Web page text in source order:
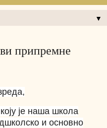
▼
припремне
је наша школа
и основно